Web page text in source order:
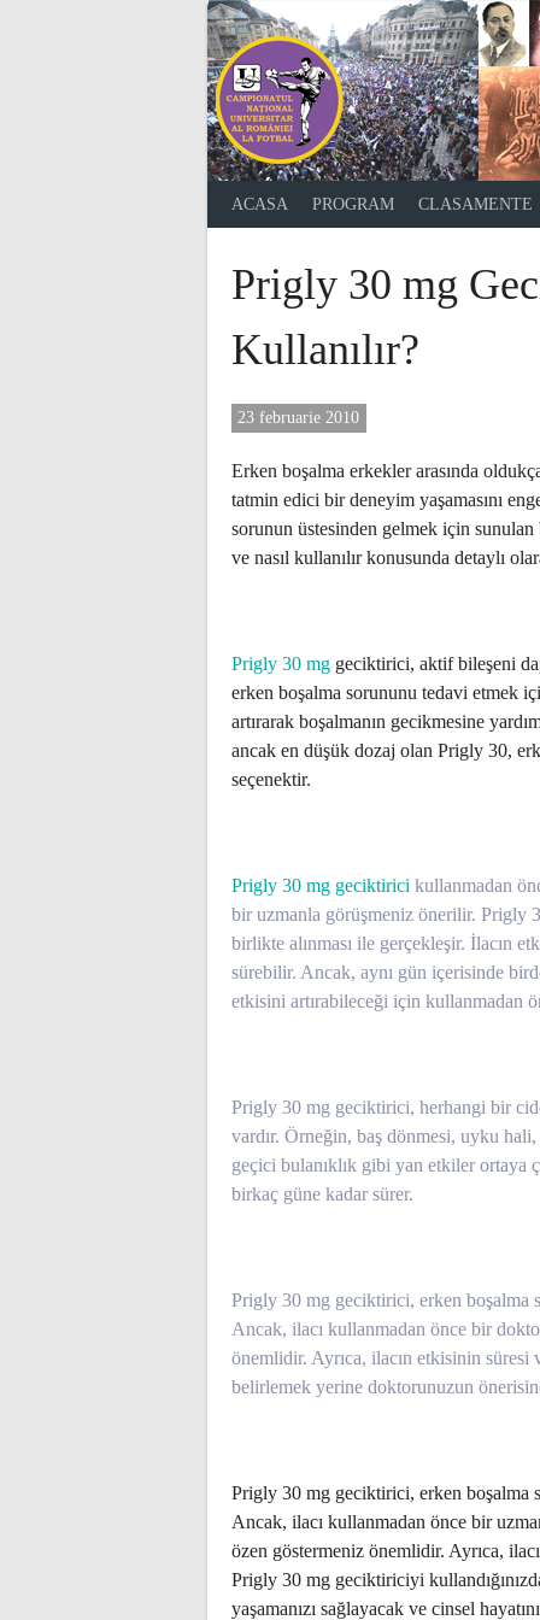
ACASA PROGRAM CLASAMENTE
Prigly 30 mg
Kullanılır?
23 februarie 2010
Erken boşalma erkekler arasında
tatmin edici bir deneyim yaşamasını
sorunun üstesinden gelmek için
ve nasıl kullanılır konusunda detaylı
Prigly 30 mg geciktirici, aktif bileşeni
erken boşalma sorununu tedavi etmek
artırarak boşalmanın gecikmesine
ancak en düşük dozaj olan Prigly 30,
seçenektir.
Prigly 30 mg geciktirici kullanmadan
bir uzmanla görüşmeniz önerilir. Prigly
birlikte alınması ile gerçekleşir. İlacın
sürebilir. Ancak, aynı gün içerisinde
etkisini artırabileceği için kullanmadan
Prigly 30 mg geciktirici, herhangi bir
vardır. Örneğin, baş dönmesi, uyku hali,
geçici bulanıklık gibi yan etkiler
birkaç güne kadar sürer.
Prigly 30 mg geciktirici, erken boşalma
Ancak, ilacı kullanmadan önce bir
önemlidir. Ayrıca, ilacın etkisinin
belirlemek yerine doktorunuzun
Prigly 30 mg geciktirici, erken boşalma
Ancak, ilacı kullanmadan önce bir
özen göstermeniz önemlidir. Ayrıca,
Prigly 30 mg geciktiriciyi
yaşamanızı sağlayacak ve cinsel